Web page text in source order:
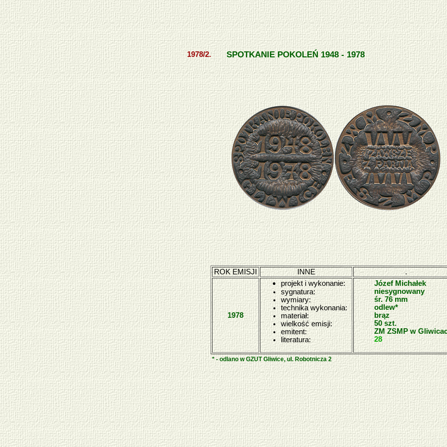
1978/2. SPOTKANIE POKOLEŃ 1948 - 1978
ROK EMISJI INNE .
1978
projekt i wykonanie:
sygnatura:
wymiary:
technika wykonania:
materiał:
wielkość emisji:
emitent:
literatura:
Józef Michałek
niesygnowany
śr. 76 mm
odlew*
brąz
50 szt.
ZM ZSMP w
28
* - odlano w GZUT Gliwice, ul. Robotnicza 2